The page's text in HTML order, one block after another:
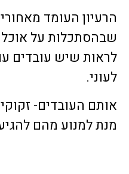
הרעיון העומד
שבהסתכלות על
לראות שיש עובדים
לעוני.
אותם העובדים-
מנת למנוע מהם